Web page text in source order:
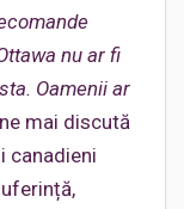
nu ar fi
Oamenii ar
mai discută
canadieni